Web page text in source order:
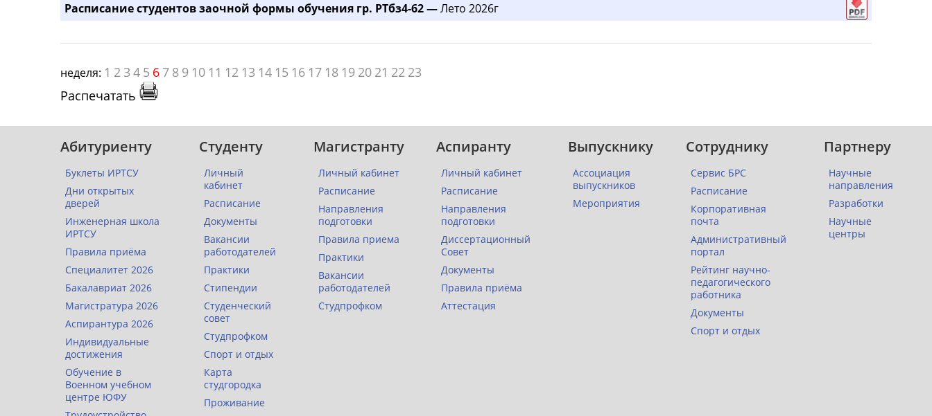
Расписание студентов заочной формы обучения гр. РТбз4-62 —Лето 2026г
неделя: 1 2 3 4 5 6 7 8 9 10 11 12 13 14 15 16 17 18 19 20 21 22 23
Распечатать
Абитуриенту
Буклеты ИРТСУ
Дни открытых
дверей
Инженерная школа
ИРТСУ
Правила приёма
Специалитет 2026
Бакалавриат 2026
Магистратура 2026
Аспирантура 2026
Индивидуальные
достижения
Обучение в
Военном учебном
центре ЮФУ
Студенту
Личный
кабинет
Расписание
Документы
Вакансии
работодателей
Практики
Стипендии
Студенческий
совет
Студпрофком
Спорт и отдых
Карта
студгородка
Проживание
Магистранту
Личный кабинет
Расписание
Направления
подготовки
Правила приема
Практики
Вакансии
работодателей
Студпрофком
Аспиранту
Личный кабинет
Расписание
Направления
подготовки
Диссертационный
Совет
Документы
Правила приёма
Аттестация
Выпускнику
Ассоциация
выпускников
Мероприятия
Сотруднику
Сервис БРС
Расписание
Корпоративная
почта
Административный
портал
Рейтинг научно-
педагогического
работника
Документы
Спорт и отдых
Партнеру
Научные
направления
Разработки
Научные
центры